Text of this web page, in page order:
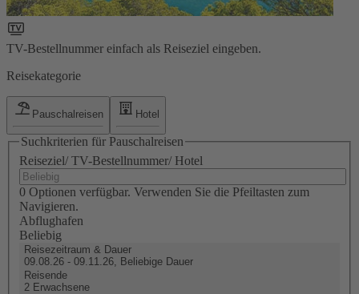
TV-Bestellnummer einfach als Reiseziel eingeben.
Reisekategorie
Pauschalreisen Hotel
Suchkriterien für Pauschalreisen
Reiseziel/ TV-Bestellnummer/ Hotel
0 Optionen verfügbar. Verwenden Sie die Pfeiltasten zum
Navigieren.
Abflughafen
Beliebig
Reisezeitraum & Dauer
09.08.26 - 09.11.26, Beliebige Dauer
Reisende
2 Erwachsene